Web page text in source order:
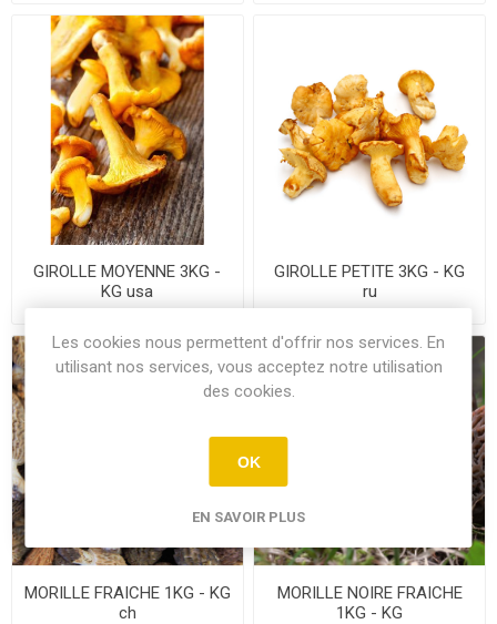
GIROLLE MOYENNE 3KG -
KG usa
GIROLLE PETITE 3KG - KG
ru
MORILLE FRAICHE 1KG - KG
ch
MORILLE NOIRE FRAICHE
1KG - KG
Les cookies nous permettent d'offrir nos services. En
utilisant nos services, vous acceptez notre utilisation
des cookies.
OK
EN SAVOIR PLUS